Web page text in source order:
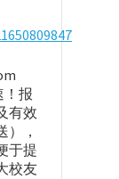
！报
有效
），
于提
校友